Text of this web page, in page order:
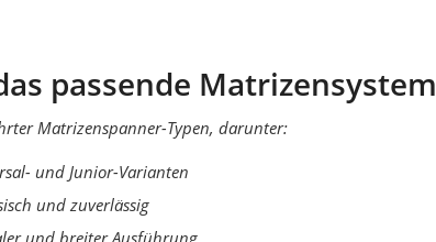
passende Matrizensystem
Matrizenspanner-Typen, darunter:
und Junior-Varianten
und zuverlässig
und breiter Ausführung